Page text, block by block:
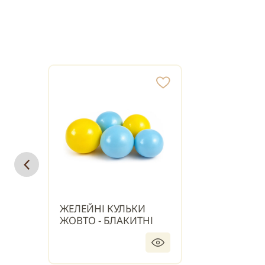
ЖЕЛЕЙНІ КУЛЬКИ
ЖОВТО - БЛАКИТНІ